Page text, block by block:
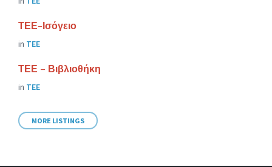
ΤΕΕ-Ισόγειο
in ΤΕΕ
ΤΕΕ – Βιβλιοθήκη
in ΤΕΕ
MORE LISTINGS